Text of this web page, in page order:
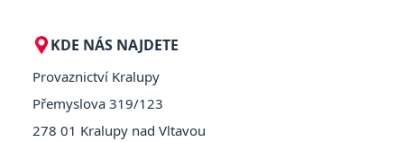
KDE NÁS NAJDETE
Provaznictví Kralupy
Přemyslova 319/123
278 01 Kralupy nad Vltavou